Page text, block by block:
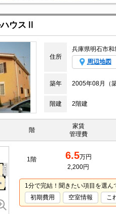
ウスⅡ
住所
兵庫県明石市和
周辺地図
築年 2005年08月（
階建 2階建
階
家賃
管理費
1階 6.5万円
2,200円
1分で完結！聞きたい項目を選ん
初期費用
空室情報 こ